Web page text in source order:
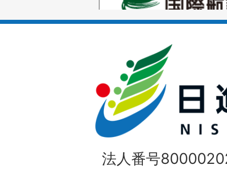
ラ
枚
ス
ラ
イ
ド
1
枚
目
の
法人番号